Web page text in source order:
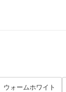
ウォームホワイト